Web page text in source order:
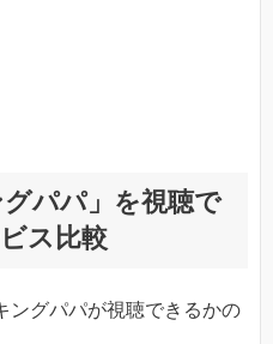
パパ」を視聴で
ス比較
ングパパが視聴できるかの